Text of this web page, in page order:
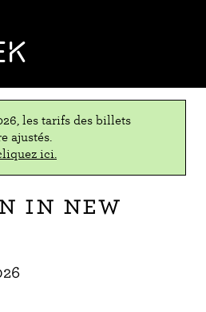
les tarifs des billets
ajustés.
ici.
in New